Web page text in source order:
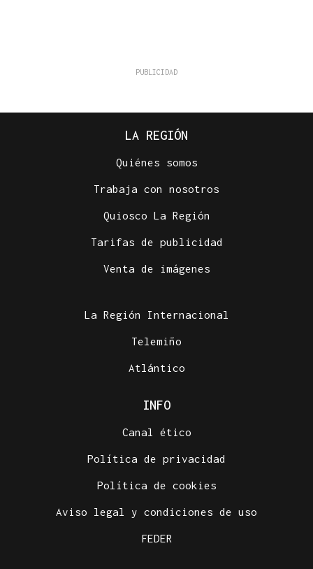
LA REGIÓN
Quiénes somos
Trabaja con nosotros
Quiosco La Región
Tarifas de publicidad
Venta de imágenes
La Región Internacional
Telemiño
Atlántico
INFO
Canal ético
Política de privacidad
Política de cookies
Aviso legal y condiciones de uso
FEDER